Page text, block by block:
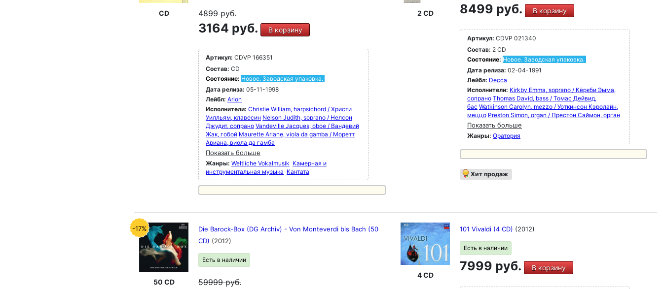
CD 4899руб.
3164 руб. В корзину
Артикул: CDVP 166351
Состав: CD
Состояние: Новое. Заводская упаковка.
Дата релиза: 05-11-1998
Лейбл: Arion
Исполнители: Christie William, harpsichord / Христи
Уилльям, клавесин Nelson Judith, soprano / Нелсон
Джудит, сопрано Vandeville Jacques, oboe / Вандевий
Жак, гобой Maurette Ariane, viola da gamba / Моретт
Ариана, виола да гамба
Показать больше
Жанры: Weltliche Vokalmusik Камерная и
инструментальная музыка Кантата
2 CD 8499 руб. В корзину
Артикул: CDVP 021340
Состав: 2 CD
Состояние: Новое. Заводская упаковка.
Дата релиза: 02-04-1991
Лейбл: Decca
Исполнители: Kirkby Emma, soprano / Кёркби Эмма,
сопрано Thomas David, bass / Томас Дейвид,
бас Watkinson Carolyn, mezzo / Уоткинсон Кэролайн,
меццо Preston Simon, organ / Престон Саймон, орган
Показать больше
Жанры: Оратория
Хит продаж
-17%
50 CD
Die Barock-Box (DG Archiv) - Von Monteverdi bis Bach (50
CD) (2012)
Есть в наличии
59999руб.
4 CD
101 Vivaldi (4 CD) (2012)
Есть в наличии
7999 руб. В корзину